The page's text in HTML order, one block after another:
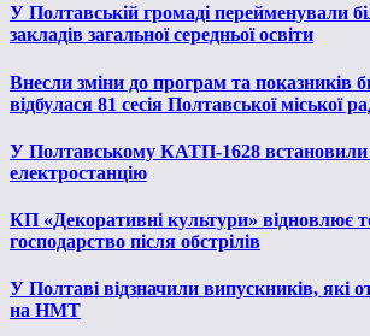
У Полтавській громаді перейменували
закладів загальної середньої освіти
Внесли зміни до програм та показників
відбулася 81 сесія Полтавської міської
У Полтавському КАТП-1628 встановили
електростанцію
КП «Декоративні культури» відновлює
господарство після обстрілів
У Полтаві відзначили випускників, які
на НМТ